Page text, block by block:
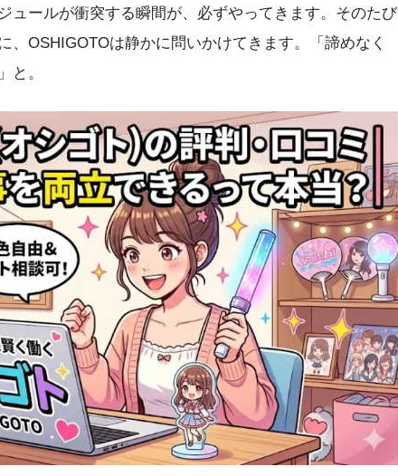
ュールが衝突する瞬間が、必ずやってきます。そのたび
、OSHIGOTOは静かに問いかけてきます。「諦めなく
と。